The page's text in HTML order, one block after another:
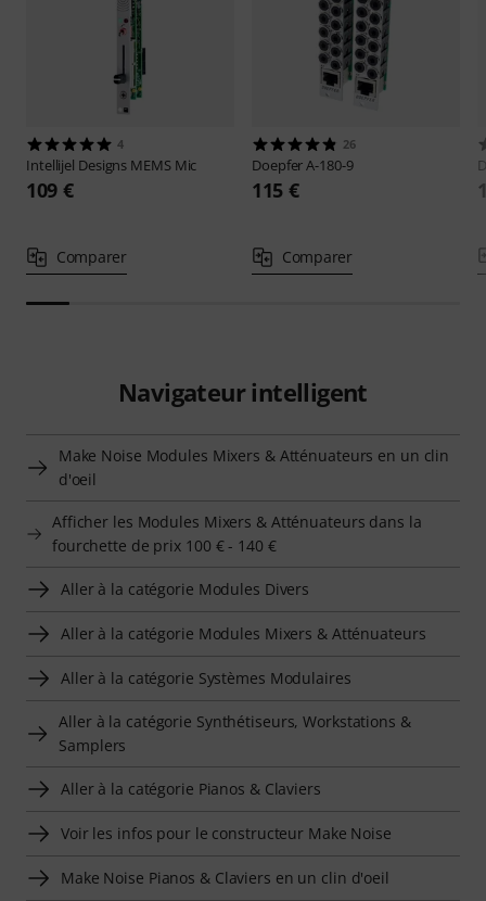
4
Intellijel Designs MEMS Mic
109 €
Comparer
26
DoepferA-180-9
115 €
Comparer
Navigateur intelligent
Make Noise Modules Mixers & Atténuateurs en un clin
d'oeil
Afficher les Modules Mixers & Atténuateurs dans la
fourchette de prix 100 € - 140 €
Aller à la catégorie Modules Divers
Aller à la catégorie Modules Mixers & Atténuateurs
Aller à la catégorie Systèmes Modulaires
Aller à la catégorie Synthétiseurs, Workstations &
Samplers
Aller à la catégorie Pianos & Claviers
Voir les infos pour le constructeur Make Noise
Make Noise Pianos & Claviers en un clin d'oeil